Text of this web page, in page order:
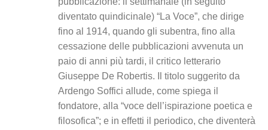
diventato quindicinale) “La Voce”, che dirige
fino al 1914, quando gli subentra, fino alla
cessazione delle pubblicazioni avvenuta un
paio di anni più tardi, il critico letterario
Giuseppe De Robertis. Il titolo suggerito da
Ardengo Soffici allude, come spiega il
fondatore, alla “voce dell’ispirazione poetica e
filosofica”; e in effetti il periodico, che diventerà